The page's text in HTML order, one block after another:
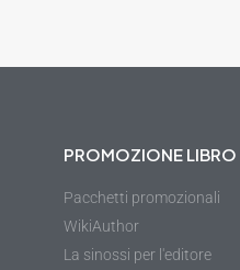
PROMOZIONE LIBRO
Pacchetti promozionali
WikiAuthor
La sinossi per l'editore